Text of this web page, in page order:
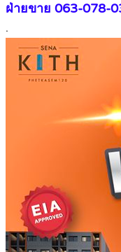
ฝ่ายขาย 063-078-
.